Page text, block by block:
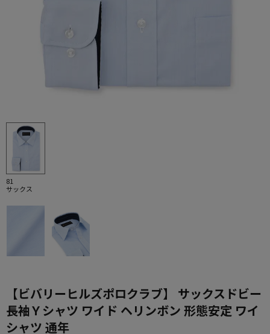
81
サックス
【ビバリーヒルズポロクラブ】 サックスドビー
長袖Ｙシャツ ワイド ヘリンボン 形態安定 ワイ
シャツ 通年